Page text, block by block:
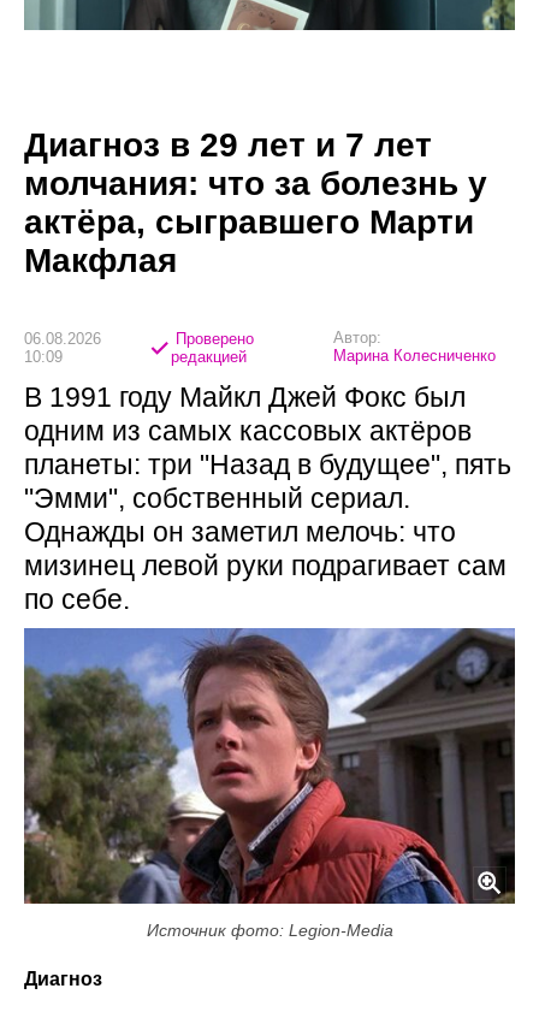
Диагноз в 29 лет и 7 лет
молчания: что за болезнь у
актёра, сыгравшего Марти
Макфлая
06.08.2026
10:09
Проверено
редакцией
Автор:
Марина Колесниченко
В 1991 году Майкл Джей Фокс был
одним из самых кассовых актёров
планеты: три "Назад в будущее", пять
"Эмми", собственный сериал.
Однажды он заметил мелочь: что
мизинец левой руки подрагивает сам
по себе.
Источник фото: Legion-Media
Диагноз